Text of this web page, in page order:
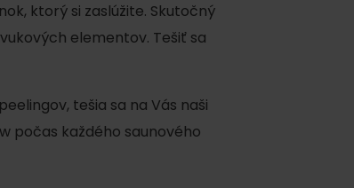
ktorý si zaslúžite. Skutočný
elementov. Tešiť sa
tešia sa na Vás naši
počas každého saunového